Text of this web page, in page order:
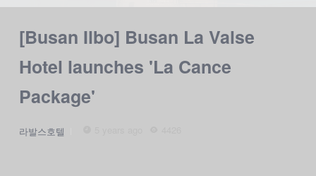
[Busan Ilbo] Busan La Valse
Hotel launches 'La Cance
Package'
라발스호텔